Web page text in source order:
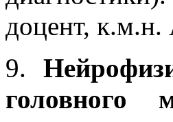
доцент,
9.
головного